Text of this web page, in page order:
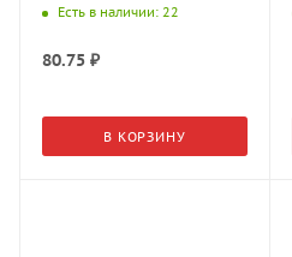
Есть в наличии: 22
80.75 ₽
В КОРЗИНУ